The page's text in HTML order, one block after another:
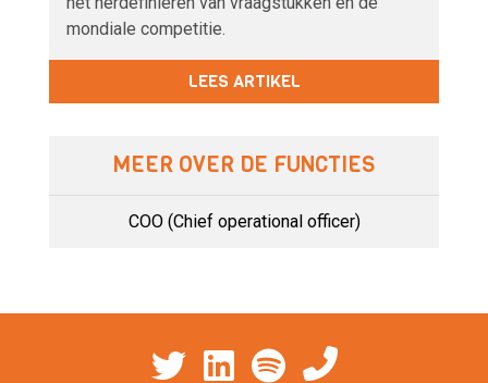
mondiale competitie.
LEES ARTIKEL
MEER OVER DE FUNCTIES
COO (Chief operational officer)